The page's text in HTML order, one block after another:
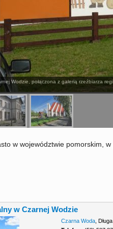
Wodzie, połączona z galerią rzeźbiarza
w województwie pomorskim, w
w Czarnej Wodzie
Czarna Woda Długa